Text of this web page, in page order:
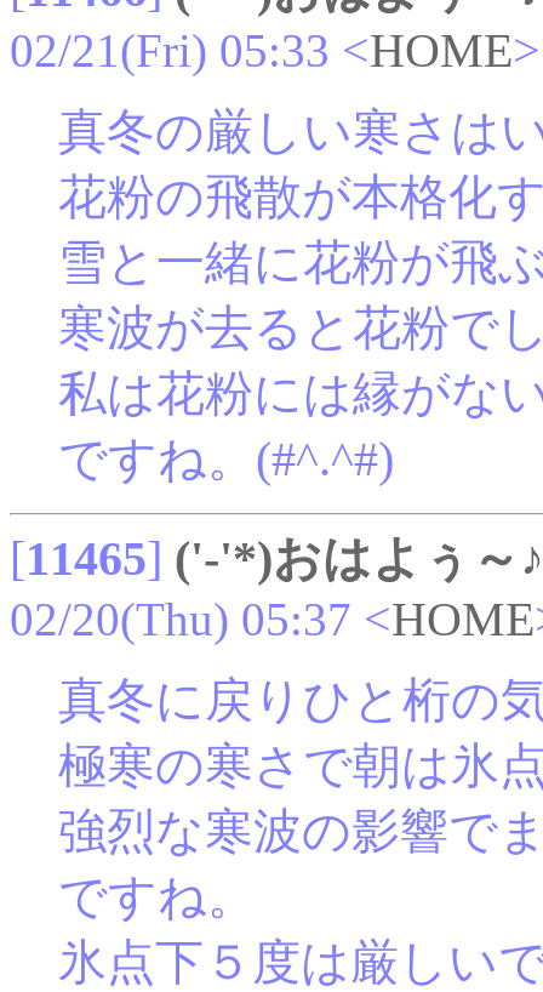
02/21(Fri) 05:33 <HOME>
真冬の厳しい寒さは
花粉の飛散が本格化
雪と一緒に花粉が飛
寒波が去ると花粉で
私は花粉には縁がな
ですね。(#^.^#)
[11465] ('-'*)おはよぅ～♪
02/20(Thu) 05:37 <HOME
真冬に戻りひと桁の
極寒の寒さで朝は氷
強烈な寒波の影響で
ですね。
氷点下５度は厳しい